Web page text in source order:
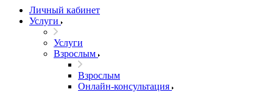
Личный кабинет
Услуги
Услуги
Взрослым
Взрослым
Онлайн-консультация